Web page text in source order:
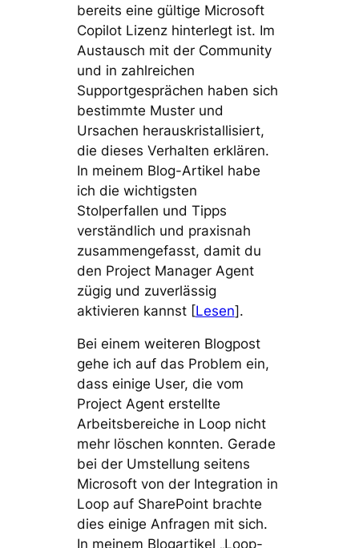
bereits eine gültige Microsoft
Copilot Lizenz hinterlegt ist. Im
Austausch mit der Community
und in zahlreichen
Supportgesprächen haben sich
bestimmte Muster und
Ursachen herauskristallisiert,
die dieses Verhalten erklären.
In meinem Blog-Artikel habe
ich die wichtigsten
Stolperfallen und Tipps
verständlich und praxisnah
zusammengefasst, damit du
den Project Manager Agent
zügig und zuverlässig
aktivieren kannst [Lesen].
Bei einem weiteren Blogpost
gehe ich auf das Problem ein,
dass einige User, die vom
Project Agent erstellte
Arbeitsbereiche in Loop nicht
mehr löschen konnten. Gerade
bei der Umstellung seitens
Microsoft von der Integration in
Loop auf SharePoint brachte
dies einige Anfragen mit sich.
In meinem Blogartikel „Loop-